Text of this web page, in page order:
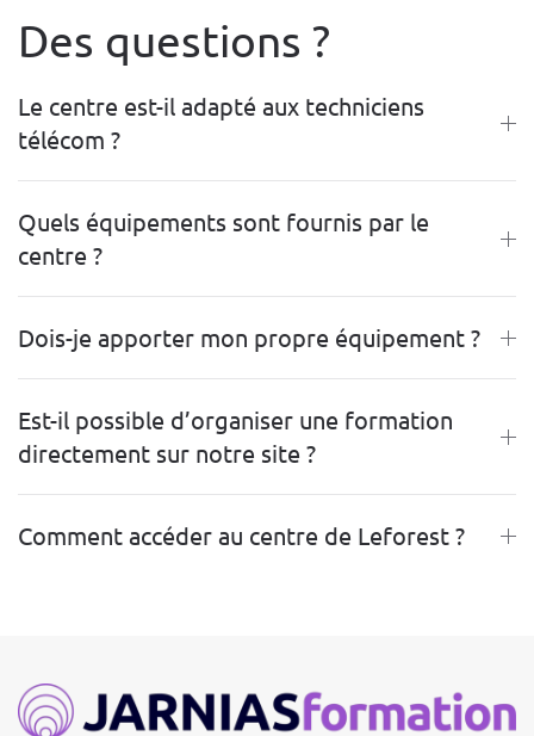
Des questions ?
Le centre est-il adapté aux techniciens
télécom ?
Quels équipements sont fournis par le
centre ?
Dois-je apporter mon propre équipement ?
Est-il possible d’organiser une formation
directement sur notre site ?
Comment accéder au centre de Leforest ?